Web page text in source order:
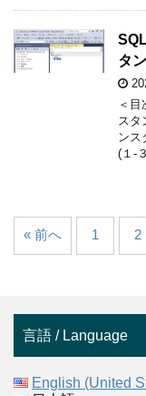
タ
＜
ス
ン
(１-
« 前へ 1 2
言語 / Language
English (United